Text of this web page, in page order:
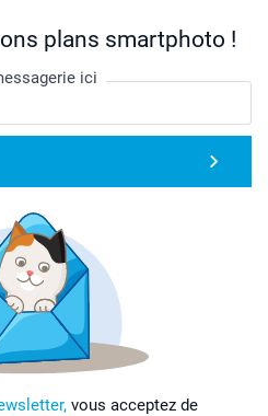
plans smartphoto !
ici
vous acceptez de